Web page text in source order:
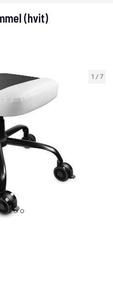
1 / 7
(hvit)